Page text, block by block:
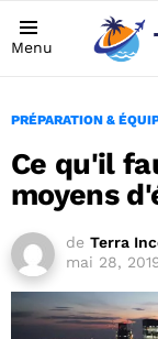
Menu
PRÉPARATION &
Ce qu'il
moyens
de Terra
mai 28,